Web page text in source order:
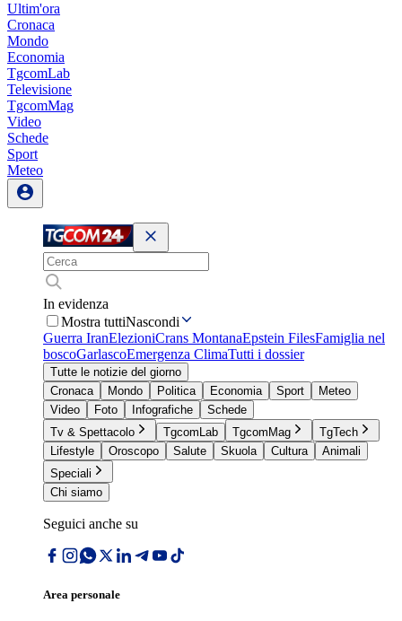
Ultim'ora
Cronaca
Mondo
Economia
TgcomLab
Televisione
TgcomMag
Video
Schede
Sport
Meteo
In evidenza
Mostra tuttiNascondi
Guerra IranElezioniCrans MontanaEpstein FilesFamiglia nel
boscoGarlascoEmergenza ClimaTutti i dossier
Tutte le notizie del giorno
Cronaca
Mondo Politica Economia Sport
Meteo
Video
Foto Infografiche
Schede
Tv & Spettacolo
TgcomLab TgcomMag
TgTech
Lifestyle
Oroscopo Salute Skuola Cultura
Animali
Speciali
Chi siamo
Seguici anche su
Area personale